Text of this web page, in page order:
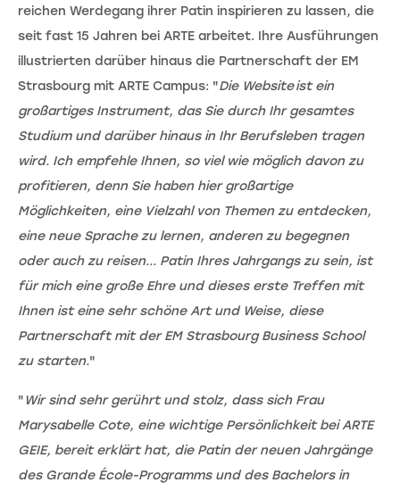
reichen Werdegang ihrer Patin inspirieren zu lassen, die
seit fast 15 Jahren bei ARTE arbeitet. Ihre Ausführungen
illustrierten darüber hinaus die Partnerschaft der EM
Strasbourg mit ARTE Campus: "Die Website ist ein
großartiges Instrument, das Sie durch Ihr gesamtes
Studium und darüber hinaus in Ihr Berufsleben tragen
wird. Ich empfehle Ihnen, so viel wie möglich davon zu
profitieren, denn Sie haben hier großartige
Möglichkeiten, eine Vielzahl von Themen zu entdecken,
eine neue Sprache zu lernen, anderen zu begegnen
oder auch zu reisen... Patin Ihres Jahrgangs zu sein, ist
für mich eine große Ehre und dieses erste Treffen mit
Ihnen ist eine sehr schöne Art und Weise, diese
Partnerschaft mit der EM Strasbourg Business School
zu starten."
" Wir sind sehr gerührt und stolz, dass sich Frau
Marysabelle Cote, eine wichtige Persönlichkeit bei ARTE
GEIE, bereit erklärt hat, die Patin der neuen Jahrgänge
des Grande École-Programms und des Bachelors in